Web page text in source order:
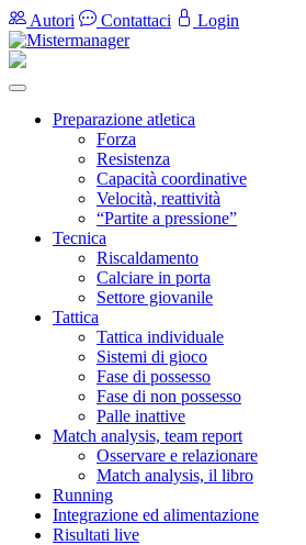
Autori Contattaci Login
Preparazione atletica
Forza
Resistenza
Capacità coordinative
Velocità, reattività
“Partite a pressione”
Tecnica
Riscaldamento
Calciare in porta
Settore giovanile
Tattica
Tattica individuale
Sistemi di gioco
Fase di possesso
Fase di non possesso
Palle inattive
Match analysis, team report
Osservare e relazionare
Match analysis, il libro
Running
Integrazione ed alimentazione
Risultati live